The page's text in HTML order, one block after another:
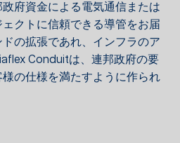
府資金による電気通信または
クトに信頼できる導管をお届
の拡張であれ、インフラのア
Conduitは、連邦政府の要
の仕様を満たすように作られ